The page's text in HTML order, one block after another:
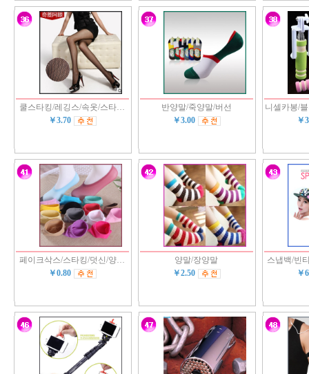
쿨스타킹/레깅스/속옷/스타…
￥3.70
반양말/죽양말/버선
￥3.00
니셀카봉/
￥
페이크삭스/스타킹/덧신/양…
￥0.80
양말/장양말
￥2.50
스냅백/빈
￥